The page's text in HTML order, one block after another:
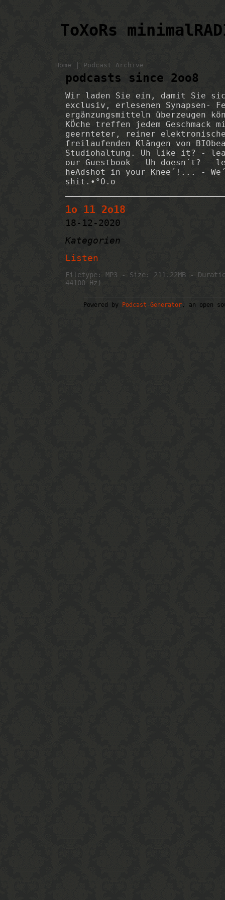
ToXoRs
Home Podcast Archive
podcasts since 2oo8
Wir laden Sie ein, damit Sie
exclusiv, erlesenen Synapsen-
ergänzungsmitteln überzeugen
KÖche treffen jedem Geschmack
geernteter, reiner
freilaufenden Klängen von
Studiohaltung. Uh like it? -
our Guestbook - Uh doesn´t? -
heAdshot in your Knee´!... -
shit.•°O.o
1o 11 2o18
18-12-2020
Kategorien
Listen
Filetype: MP3 - Size: 211.22MB -
44100 Hz)
Powered by Podcast-Generator , an open